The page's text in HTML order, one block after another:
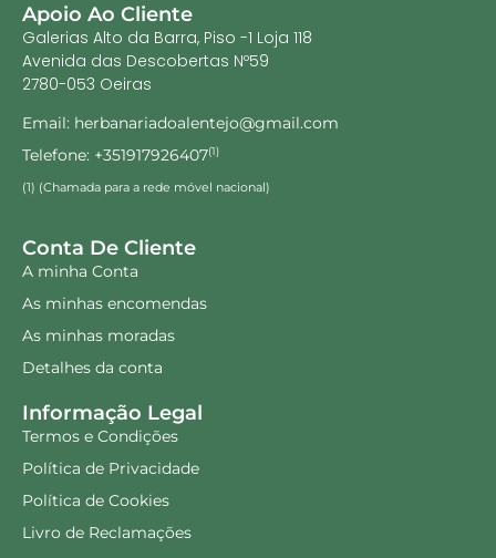
Apoio Ao Cliente
Galerias Alto da Barra, Piso -1 Loja 118
Avenida das Descobertas Nº59
2780-053 Oeiras
Email: herbanariadoalentejo@gmail.com
Telefone: +351917926407(1)
(1) (Chamada para a rede móvel nacional)
Conta De Cliente
A minha Conta
As minhas encomendas
As minhas moradas
Detalhes da conta
Informação Legal
Termos e Condições
Política de Privacidade
Política de Cookies
Livro de Reclamações